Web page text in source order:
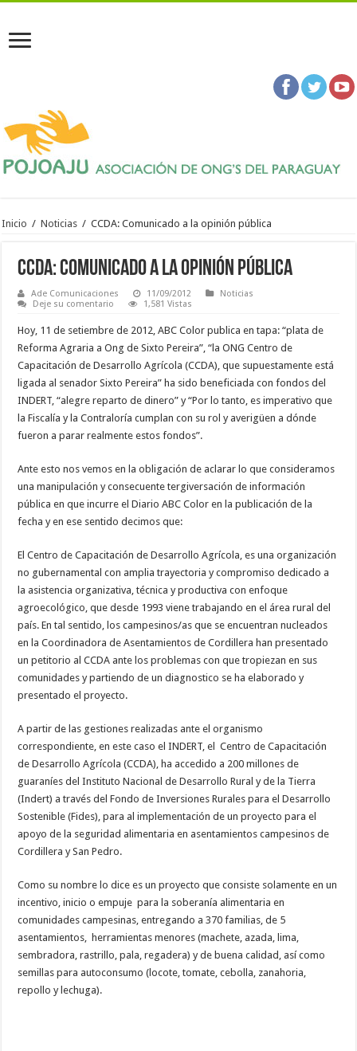
Inicio / Noticias / CCDA: Comunicado a la opinión pública
CCDA: Comunicado a la opinión pública
Ade Comunicaciones 11/09/2012
Noticias
Deje su comentario
1,581 Vistas
Hoy, 11 de setiembre de 2012, ABC Color publica en tapa: “plata de
Reforma Agraria a Ong de Sixto Pereira”, “la ONG Centro de
Capacitación de Desarrollo Agrícola (CCDA), que supuestamente está
ligada al senador Sixto Pereira” ha sido beneficiada con fondos del
INDERT, “alegre reparto de dinero” y “Por lo tanto, es imperativo que
la Fiscalía y la Contraloría cumplan con su rol y averigüen a dónde
fueron a parar realmente estos fondos”.
Ante esto nos vemos en la obligación de aclarar lo que consideramos
una manipulación y consecuente tergiversación de información
pública en que incurre el Diario ABC Color en la publicación de la
fecha y en ese sentido decimos que:
El Centro de Capacitación de Desarrollo Agrícola, es una organización
no gubernamental con amplia trayectoria y compromiso dedicado a
la asistencia organizativa, técnica y productiva con enfoque
agroecológico, que desde 1993 viene trabajando en el área rural del
país. En tal sentido, los campesinos/as que se encuentran nucleados
en la Coordinadora de Asentamientos de Cordillera han presentado
un petitorio al CCDA ante los problemas con que tropiezan en sus
comunidades y partiendo de un diagnostico se ha elaborado y
presentado el proyecto.
A partir de las gestiones realizadas ante el organismo
correspondiente, en este caso el INDERT, el Centro de Capacitación
de Desarrollo Agrícola (CCDA), ha accedido a 200 millones de
guaraníes del Instituto Nacional de Desarrollo Rural y de la Tierra
(Indert) a través del Fondo de Inversiones Rurales para el Desarrollo
Sostenible (Fides), para al implementación de un proyecto para el
apoyo de la seguridad alimentaria en asentamientos campesinos de
Cordillera y San Pedro.
Como su nombre lo dice es un proyecto que consiste solamente en un
incentivo, inicio o empuje para la soberanía alimentaria en
comunidades campesinas, entregando a 370 familias, de 5
asentamientos, herramientas menores (machete, azada, lima,
sembradora, rastrillo, pala, regadera) y de buena calidad, así como
semillas para autoconsumo (locote, tomate, cebolla, zanahoria,
repollo y lechuga).